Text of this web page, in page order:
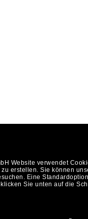
Website verwendet
erstellen. Sie können
Eine
Sie unten auf die